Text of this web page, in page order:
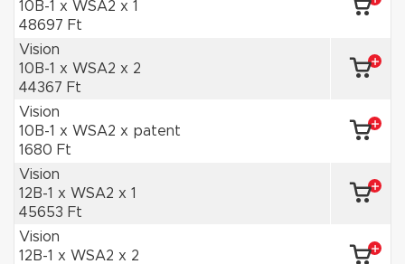
10B-1 x WSA2 x 1
48697 Ft
Vision
10B-1 x WSA2 x 2
44367 Ft
Vision
10B-1 x WSA2 x patent
1680 Ft
Vision
12B-1 x WSA2 x 1
45653 Ft
Vision
12B-1 x WSA2 x 2